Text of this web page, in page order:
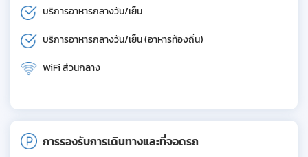
บริการอาหารกลางวัน/เย็น
บริการอาหารกลางวัน/เย็น (อาหารท้องถิ่น)
WiFi ส่วนกลาง
การรองรับการเดินทางและที่จอดรถ